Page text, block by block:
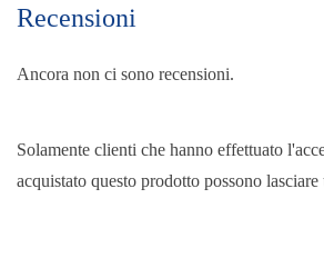
Recensioni
Ancora non ci sono recensioni.
Solamente clienti che hanno effettuato
acquistato questo prodotto possono lasciare